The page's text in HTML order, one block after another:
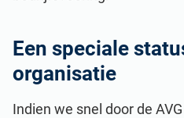
Een speciale
organisatie
Indien we snel door de